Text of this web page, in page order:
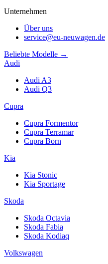
Unternehmen
Über uns
service@eu-neuwagen.de
Beliebte Modelle →
Audi
Audi A3
Audi Q3
Cupra
Cupra Formentor
Cupra Terramar
Cupra Born
Kia
Kia Stonic
Kia Sportage
Skoda
Skoda Octavia
Skoda Fabia
Skoda Kodiaq
Volkswagen